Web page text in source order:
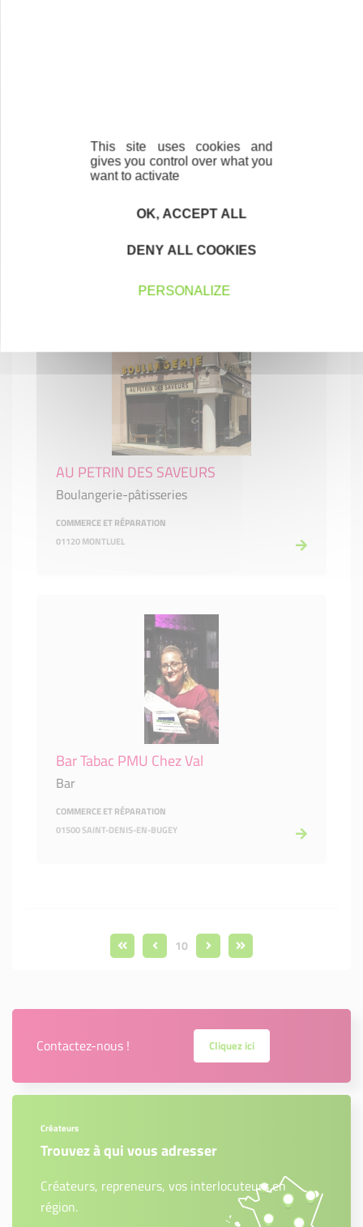
ATELIER METALLERIC
Métallerie-Serrurerie
AU PETRIN DES SAVEURS
Boulangerie-pâtisseries
COMMERCE ET RÉPARATION
01120 MONTLUEL
Bar Tabac PMU Chez Val
Bar
COMMERCE ET RÉPARATION
01500 SAINT-DENIS-EN-BUGEY
10
Contactez-nous ! Cliquez ici
Créateurs
Trouvez à qui vous adresser
Créateurs, repreneurs, vos interlocuteurs en
région.
This site uses cookies and
gives you control over what you
want to activate
OK, ACCEPT ALL
DENY ALL COOKIES
PERSONALIZE